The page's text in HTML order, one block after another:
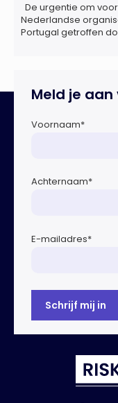
De urgentie om
Nederlandse
Portugal getroffen
Meld je
Voornaam*
Achternaam*
E-mailadres*